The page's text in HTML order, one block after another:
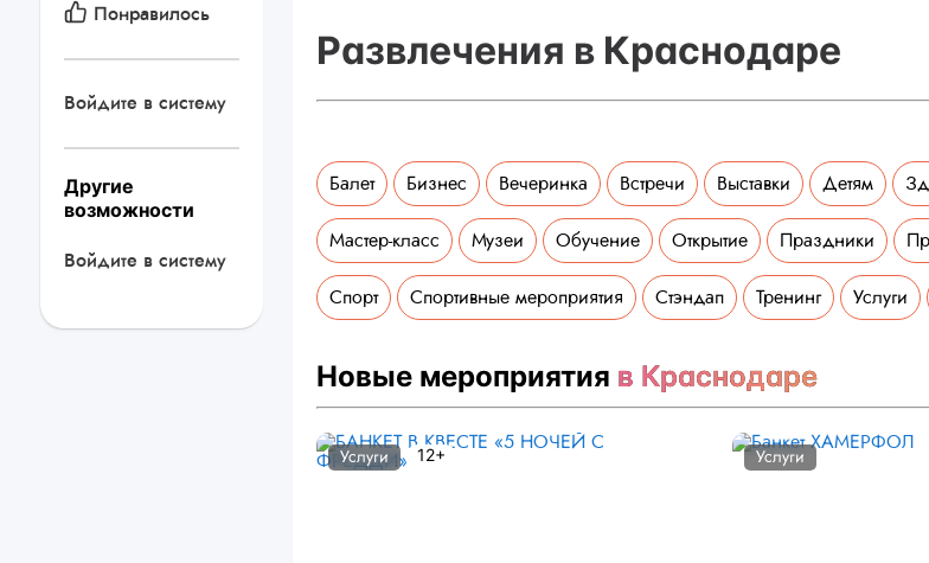
Понравилось
Войдите в систему
Другие
возможности
Войдите в систему
Развлечения в Краснодаре
Балет Бизнес Вечеринка Встречи Выставки Детям
Мастер-класс Музеи Обучение Открытие Праздники
Спорт Спортивные мероприятия Стэндап Тренинг Услуги
Новые мероприятия в Краснодаре
Услуги 12+ Услуги